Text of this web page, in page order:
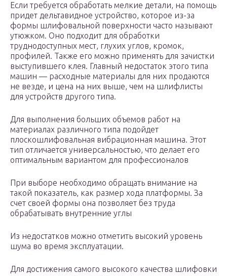
Если требуется обработать мелкие детали, на помощь
придет дельтавидное устройство, которое из-за
формы шлифовальной поверхности часто называют
утюжком. Оно подходит для обработки
труднодоступных мест, глухих углов, кромок,
профилей. Также его можно применять для зачистки
выступившего клея. Главный недостаток этого типа
машин — расходные материалы для них продаются
не везде, и цена на них выше, чем на шлифлисты
для устройств другого типа.
Для выполнения больших объемов работ на
материалах различного типа подойдет
плоскошлифовальная вибрационная машина. Этот
тип отличается универсальностью, что делает его
оптимальным вариантом для профессионалов
При выборе необходимо обращать внимание на
такой показатель, как размер хода платформы. За
счет своей формы она позволяет без труда
обрабатывать внутренние углы
Из недостатков можно отметить высокий уровень
шума во время эксплуатации.
Для достижения самого высокого качества шлифовки